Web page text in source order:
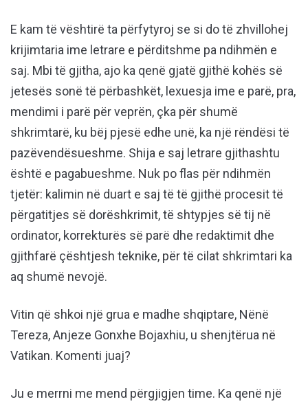
E kam të vështirë ta përfytyroj se si do të zhvillohej
krijimtaria ime letrare e përditshme pa ndihmën e
saj. Mbi të gjitha, ajo ka qenë gjatë gjithë kohës së
jetesës sonë të përbashkët, lexuesja ime e parë, pra,
mendimi i parë për veprën, çka për shumë
shkrimtarë, ku bëj pjesë edhe unë, ka një rëndësi të
pazëvendësueshme. Shija e saj letrare gjithashtu
është e pagabueshme. Nuk po flas për ndihmën
tjetër: kalimin në duart e saj të të gjithë procesit të
përgatitjes së dorëshkrimit, të shtypjes së tij në
ordinator, korrekturës së parë dhe redaktimit dhe
gjithfarë çështjesh teknike, për të cilat shkrimtari ka
aq shumë nevojë.
Vitin që shkoi një grua e madhe shqiptare, Nënë
Tereza, Anjeze Gonxhe Bojaxhiu, u shenjtërua në
Vatikan. Komenti juaj?
Ju e merrni me mend përgjigjen time. Ka qenë një